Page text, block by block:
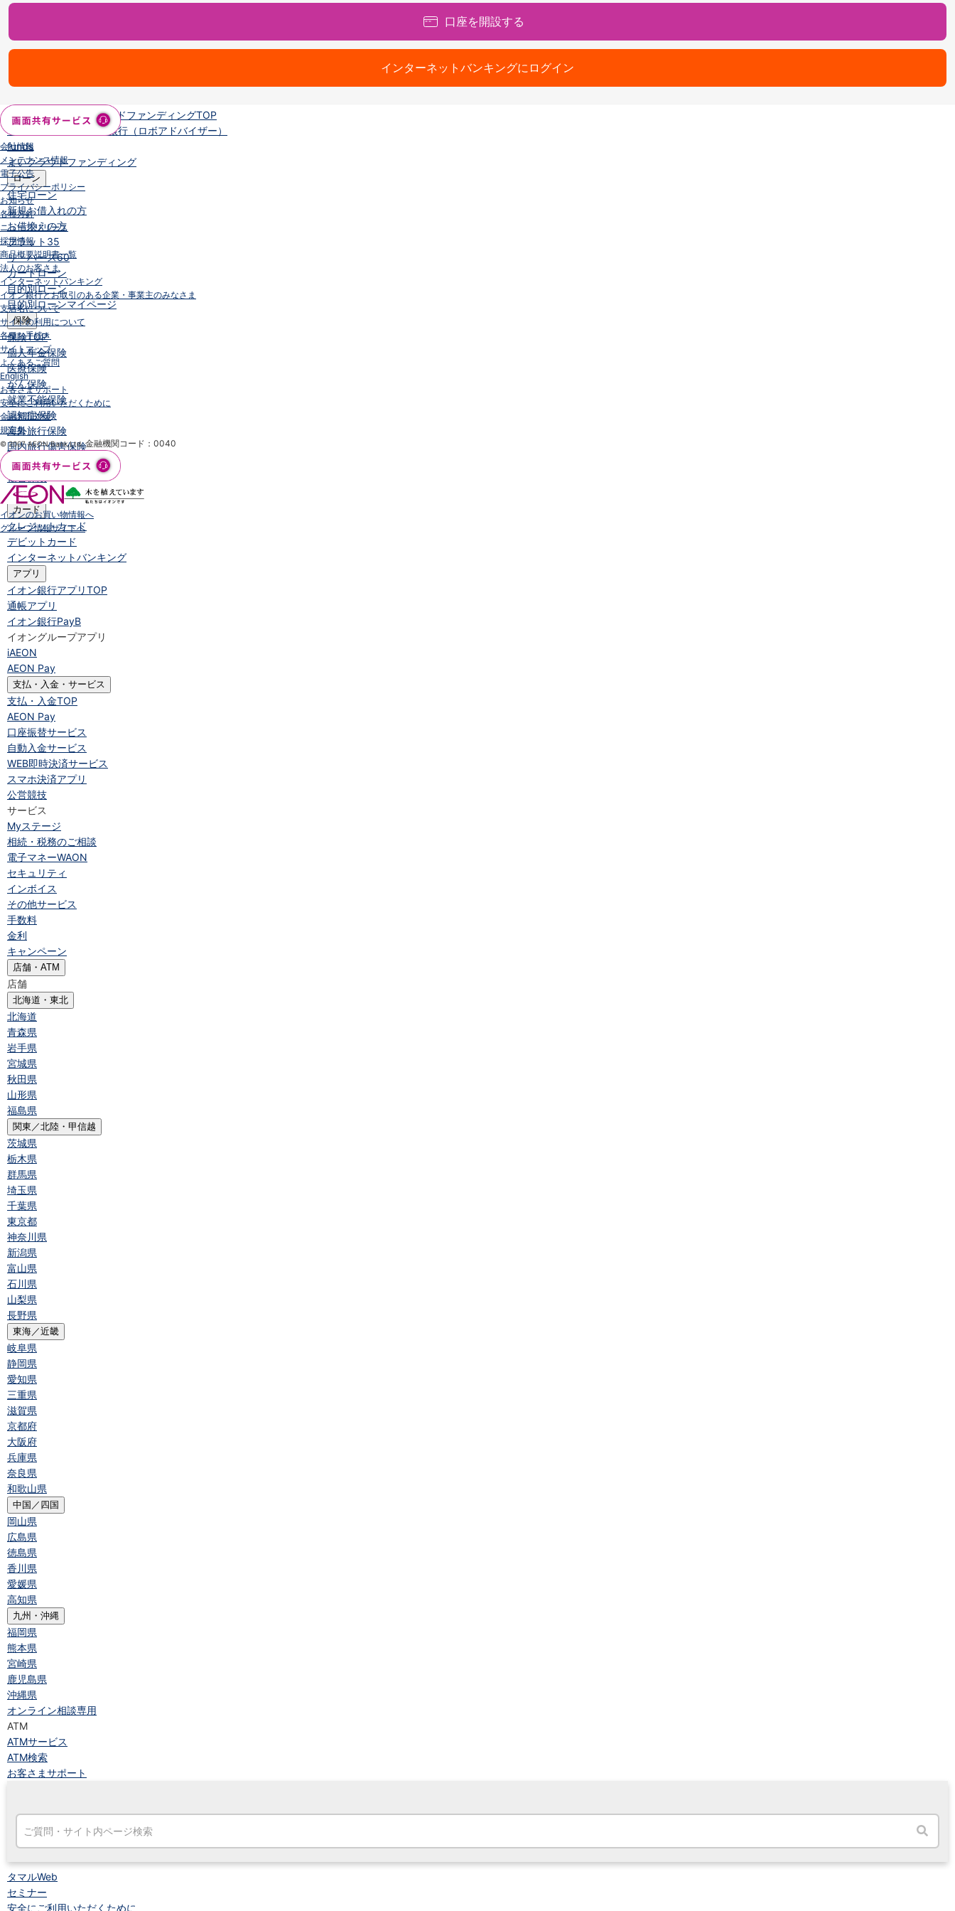
NISA
金銭信託のしくみ
取扱商品一覧
iDeCo（個人型確定拠出年金）
ロボアドバイザークラウドファンディングTOP
WealthNavi for イオン銀行（ロボアドバイザー）
funds
まいクラウドファンディング
ローン
住宅ローン
新規お借入れの方
お借換えの方
フラット35
リ・バース60
カードローン
目的別ローン
目的別ローンマイページ
保険
保険TOP
個人年金保険
医療保険
がん保険
就業不能保険
認知症保険
海外旅行保険
国内旅行傷害保険
スマホ保険
傷害保険
介護保険
カード
クレジットカード
デビットカード
インターネットバンキング
アプリ
イオン銀行アプリTOP
通帳アプリ
イオン銀行PayB
イオングループアプリ
iAEON
AEON Pay
支払・入金・サービス
支払・入金TOP
AEON Pay
口座振替サービス
自動入金サービス
WEB即時決済サービス
スマホ決済アプリ
公営競技
サービス
Myステージ
相続・税務のご相談
電子マネーWAON
セキュリティ
インボイス
その他サービス
手数料
金利
キャンペーン
店舗・ATM
店舗
北海道・東北
北海道
青森県
岩手県
宮城県
秋田県
山形県
福島県
関東／北陸・甲信越
茨城県
栃木県
群馬県
埼玉県
千葉県
東京都
神奈川県
新潟県
富山県
石川県
山梨県
長野県
東海／近畿
岐阜県
静岡県
愛知県
三重県
滋賀県
京都府
大阪府
兵庫県
奈良県
和歌山県
中国／四国
岡山県
広島県
徳島県
香川県
愛媛県
高知県
九州・沖縄
福岡県
熊本県
宮崎県
鹿児島県
沖縄県
オンライン相談専用
ATM
ATMサービス
ATM検索
お客さまサポート
タマルWeb
セミナー
安全にご利用いただくために
口座を開設する
インターネットバンキングにログイン
会社情報
メンテナンス情報
電子公告
プライバシーポリシー
お知らせ
各種方針
ニュースリリース
採用情報
商品概要説明書一覧
法人のお客さま
インターネットバンキング
イオン銀行とお取引のある企業・事業主のみなさま
支店名について
サイトの利用について
各種お手続き
サイトマップ
よくあるご質問
English
お客さまサポート
安全にご利用いただくために
金融犯罪対策
規定集
© 2007 AEON Bank,Ltd. 金融機関コード：0040
イオンのお買い物情報へ
グループ情報サイトへ